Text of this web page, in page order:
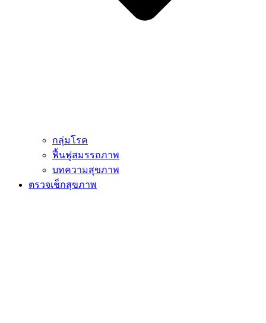
กลุ่มโรค
ฟื้นฟูสมรรถภาพ
บทความสุขภาพ
ตรวจเช็กสุขภาพ